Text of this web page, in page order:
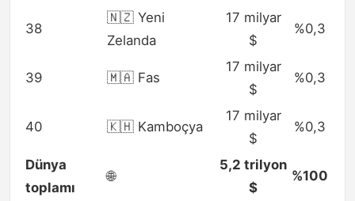
38
🇳🇿 Yeni
Zelanda
17 milyar
$
%0,3
39 🇲🇦 Fas
17 milyar
$
%0,3
40 🇰🇭 Kamboçya
17 milyar
$
%0,3
Dünya
toplamı
🌐
5,2 trilyon
$
%100